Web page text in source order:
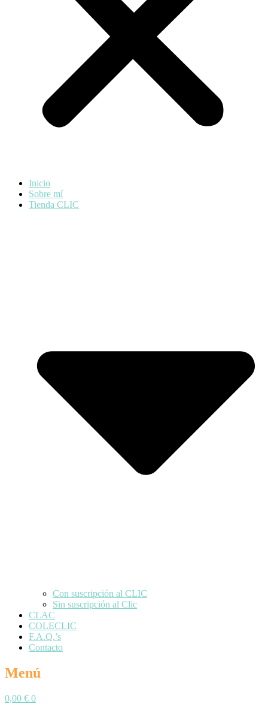
Inicio
Sobre mí
Tienda CLIC
Con suscripción al CLIC
Sin suscripción al Clic
CLAC
COLECLIC
F.A.Q.’s
Contacto
Menú
0,00 € 0